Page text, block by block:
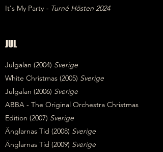
It's My Party - Turné Hösten 2024
JUL
Julgalan (2004) Sverige
White Christmas (2005) Sverige
Julgalan (2006) Sverige
ABBA - The Original Orchestra Christmas
Edition (2007) Sverige
Änglarnas Tid (2008) Sverige
Änglarnas Tid (2009) Sverige